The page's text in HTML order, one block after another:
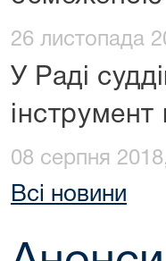
26 листопада
У Раді
інструмент
08 серпня
Всі новини